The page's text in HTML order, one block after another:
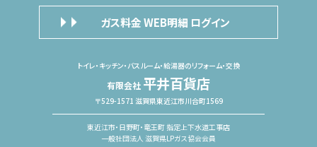
ガス料金 WEB明細 ログイン
トイレ・キッチン・バスルーム・給湯器のリフォーム・交換
有限会社 平井百貨店
〒529-1571 滋賀県東近江市川合町1569
東近江市・日野町・竜王町 指定上下水道工事店
一般社団法人 滋賀県LPガス協会会員